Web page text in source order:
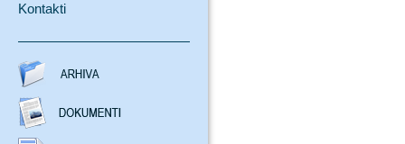
Kontakti